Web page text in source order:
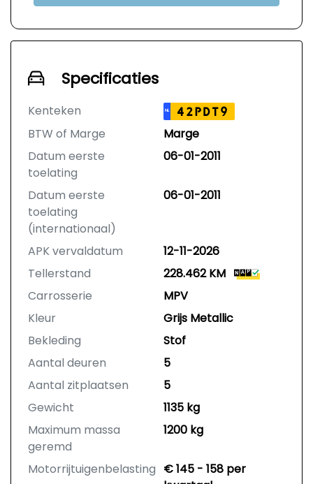
Specificaties
Kenteken NL 42PDT9
BTW of Marge
Marge
Datum eerste
toelating
06-01-2011
Datum eerste
toelating
(internationaal)
06-01-2011
APK vervaldatum
12-11-2026
Tellerstand
228.462 KM
Carrosserie
MPV
Kleur
Grijs Metallic
Bekleding
Stof
Aantal deuren
5
Aantal zitplaatsen
5
Gewicht
1135 kg
Maximum massa
geremd
1200 kg
Motorrijtuigenbelasting € 145 - 158 per